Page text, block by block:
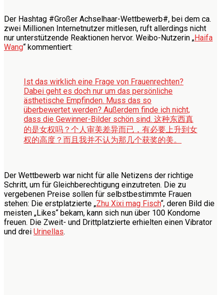
Der Hashtag #Großer Achselhaar-Wettbewerb#, bei dem ca.
zwei Millionen Internetnutzer mitlesen, ruft allerdings nicht
nur unterstützende Reaktionen hervor. Weibo-Nutzerin „Haifa
Wang“ kommentiert:
Ist das wirklich eine Frage von Frauenrechten?
Dabei geht es doch nur um das persönliche
ästhetische Empfinden. Muss das so
überbewertet werden? Außerdem finde ich nicht,
dass die Gewinner-Bilder schön sind. 这种东西真
的是女权吗？个人审美差异而已，有必要上升到女
权的高度？而且我并不认为那几个获奖的美。
Der Wettbewerb war nicht für alle Netizens der richtige
Schritt, um für Gleichberechtigung einzutreten. Die zu
vergebenen Preise sollen für selbstbestimmte Frauen
stehen: Die erstplatzierte „Zhu Xixi mag Fisch“, deren Bild die
meisten „Likes“ bekam, kann sich nun über 100 Kondome
freuen. Die Zweit- und Drittplatzierte erhielten einen Vibrator
und drei Urinellas.